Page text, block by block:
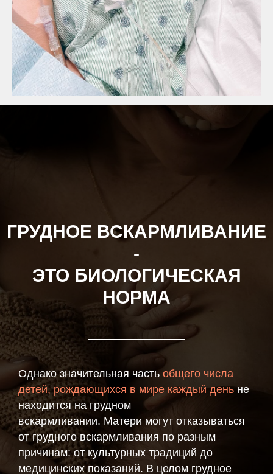
ГРУДНОЕ ВСКАРМЛИВАНИЕ
-
ЭТО БИОЛОГИЧЕСКАЯ
НОРМА
Однако значительная часть общего числа
детей, рождающихся в мире каждый деньне
находится на грудном
вскармливании. Матери могут отказываться
от грудного вскармливания по разным
причинам: от культурных традиций до
медицинских показаний. В целом грудное